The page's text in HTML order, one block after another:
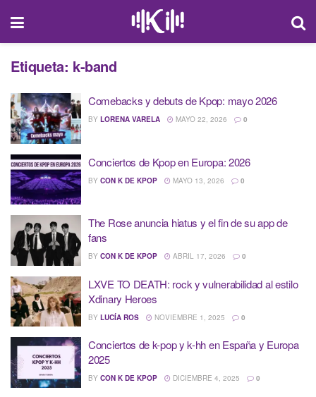
Etiqueta: k-band
Comebacks y debuts de Kpop: mayo 2026
BY LORENA VARELA MAYO 22, 2026 0
Conciertos de Kpop en Europa: 2026
BY CON K DE KPOP MAYO 13, 2026 0
The Rose anuncia hiatus y el fin de su app de
fans
BY CON K DE KPOP ABRIL 17, 2026 0
LXVE TO DEATH: rock y vulnerabilidad al estilo
Xdinary Heroes
BY LUCÍA ROS NOVIEMBRE 1, 2025 0
Conciertos de k-pop y k-hh en España y Europa
2025
BY CON K DE KPOP DICIEMBRE 4, 2025 0